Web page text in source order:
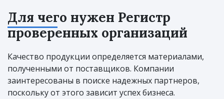
Для чего нужен Регистр
проверенных организаций
Качество продукции определяется материалами,
полученными от поставщиков. Компании
заинтересованы в поиске надежных партнеров,
поскольку от этого зависит успех бизнеса.